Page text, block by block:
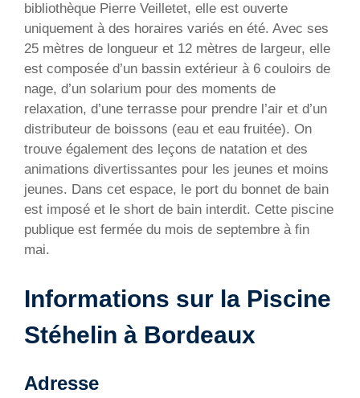
bibliothèque Pierre Veilletet, elle est ouverte
uniquement à des horaires variés en été. Avec ses
25 mètres de longueur et 12 mètres de largeur, elle
est composée d’un bassin extérieur à 6 couloirs de
nage, d’un solarium pour des moments de
relaxation, d’une terrasse pour prendre l’air et d’un
distributeur de boissons (eau et eau fruitée). On
trouve également des leçons de natation et des
animations divertissantes pour les jeunes et moins
jeunes. Dans cet espace, le port du bonnet de bain
est imposé et le short de bain interdit. Cette piscine
publique est fermée du mois de septembre à fin
mai.
Informations sur la Piscine
Stéhelin à Bordeaux
Adresse